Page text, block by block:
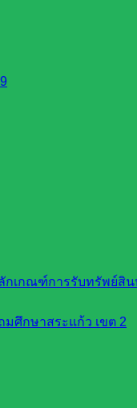
เกณฑ์การรับทรัพย์สิ
ศึกษาสระแก้ว เขต 2